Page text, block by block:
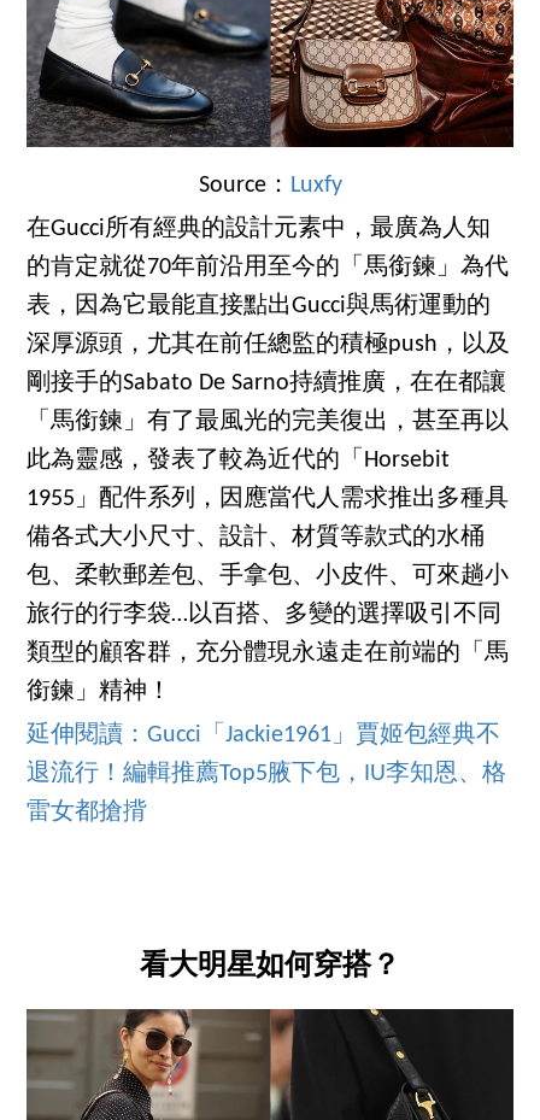
Source： Luxfy
在Gucci所有經典的設計元素中，最廣為人知
的肯定就從70年前沿用至今的「馬銜鍊」為代
表，因為它最能直接點出Gucci與馬術運動的
深厚源頭，尤其在前任總監的積極push，以及
剛接手的Sabato De Sarno持續推廣，在在都讓
「馬銜鍊」有了最風光的完美復出，甚至再以
此為靈感，發表了較為近代的「Horsebit
1955」配件系列，因應當代人需求推出多種具
備各式大小尺寸、設計、材質等款式的水桶
包、柔軟郵差包、手拿包、小皮件、可來趟小
旅行的行李袋…以百搭、多變的選擇吸引不同
類型的顧客群，充分體現永遠走在前端的「馬
銜鍊」精神！
延伸閱讀：Gucci「Jackie1961」賈姬包經典不
退流行！編輯推薦Top5腋下包，IU李知恩、格
雷女都搶揹
看大明星如何穿搭？